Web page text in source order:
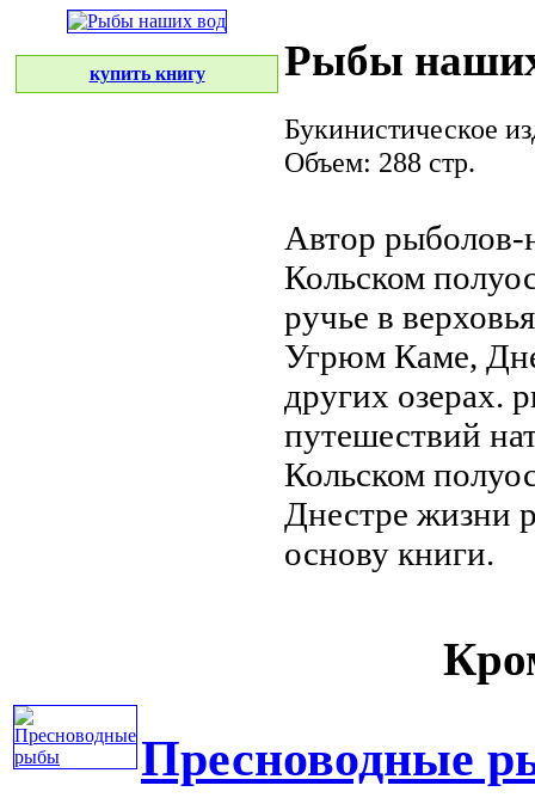
купить книгу Рыбы
Букинистическое
Объем: 288 стр.
Автор рыболов-
Кольском
ручье в
Угрюм Каме,
других озерах.
путешествий
Кольском
Днестре жизни
основу книги.
Пресноводные